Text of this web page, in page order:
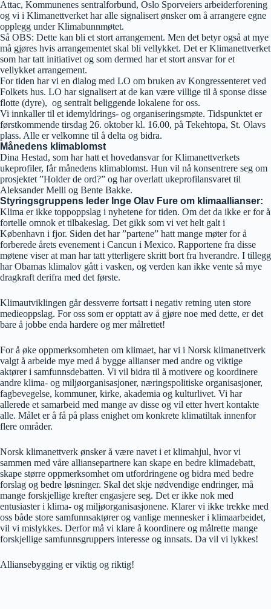
Attac, Kommunenes sentralforbund, Oslo Sporveiers arbeiderforening
og vi i Klimanettverket har alle signalisert ønsker om å arrangere egne
opplegg under Klimabunnmøtet.
Så OBS: Dette kan bli et stort arrangement. Men det betyr også at mye
må gjøres hvis arrangementet skal bli vellykket. Det er Klimanettverket
som har tatt initiativet og som dermed har et stort ansvar for et
vellykket arrangement.
For tiden har vi en dialog med LO om bruken av Kongressenteret ved
Folkets hus. LO har signalisert at de kan være villige til å sponse disse
flotte (dyre), og sentralt beliggende lokalene for oss.
Vi innkaller til et idemyldrings- og organiseringsmøte. Tidspunktet er
førstkommende tirsdag 26. oktober kl. 16.00, på Tekehtopa, St. Olavs
plass. Alle er velkomne til å delta og bidra.
Månedens klimablomst
Dina Hestad, som har hatt et hovedansvar for Klimanettverkets
ukeprofiler, får månedens klimablomst. Hun vil nå konsentrere seg om
prosjektet ”Holder de ord?” og har overlatt ukeprofilansvaret til
Aleksander Melli og Bente Bakke.
Styringsgruppens leder Inge Olav Fure om klimaallianser:
Klima er ikke toppoppslag i nyhetene for tiden. Om det da ikke er for å
fortelle omnok et tilbakeslag. Det gikk som vi vet helt galt i
København i fjor. Siden det har ”partene” hatt mange møter for å
forberede årets evenement i Cancun i Mexico. Rapportene fra disse
møtene viser at man har tatt ytterligere skritt bort fra hverandre. I tillegg
har Obamas klimalov gått i vasken, og verden kan ikke vente så mye
dragkraft derifra med det første.
Klimautviklingen går dessverre fortsatt i negativ retning uten store
medieoppslag. For oss som er opptatt av å gjøre noe med dette, er det
bare å jobbe enda hardere og mer målrettet!
For å øke oppmerksomheten om klimaet, har vi i Norsk klimanettverk
valgt å arbeide mye med å bygge allianser med andre og viktige
aktører i samfunnsdebatten. Vi vil bidra til å motivere og koordinere
andre klima- og miljøorganisasjoner, næringspolitiske organisasjoner,
fagbevegelse, kommuner, kirke, akademia og kulturlivet. Vi har
allerede et samarbeid med mange av disse og vil etter hvert kontakte
alle. Målet er å få på plass enighet om konkrete klimatiltak innenfor
flere områder.
Norsk klimanettverk ønsker å være navet i et klimahjul, hvor vi
sammen med våre alliansepartnere kan skape en bedre klimadebatt,
skape større oppmerksomhet om utfordringene og bidra med bedre
forslag og bedre løsninger. Skal det skje nødvendige endringer, må
mange forskjellige krefter engasjere seg. Det er ikke nok med
entusiaster i klima- og miljøorganisasjonene. Klarer vi ikke trekke med
oss både store samfunnsaktører og vanlige mennesker i klimaarbeidet,
vil vi mislykkes. Derfor må vi klare å koordinere og målrette mange
forskjellige samfunnsgruppers interesse og innsats. Da vil vi lykkes!
Alliansebygging er viktig og riktig!